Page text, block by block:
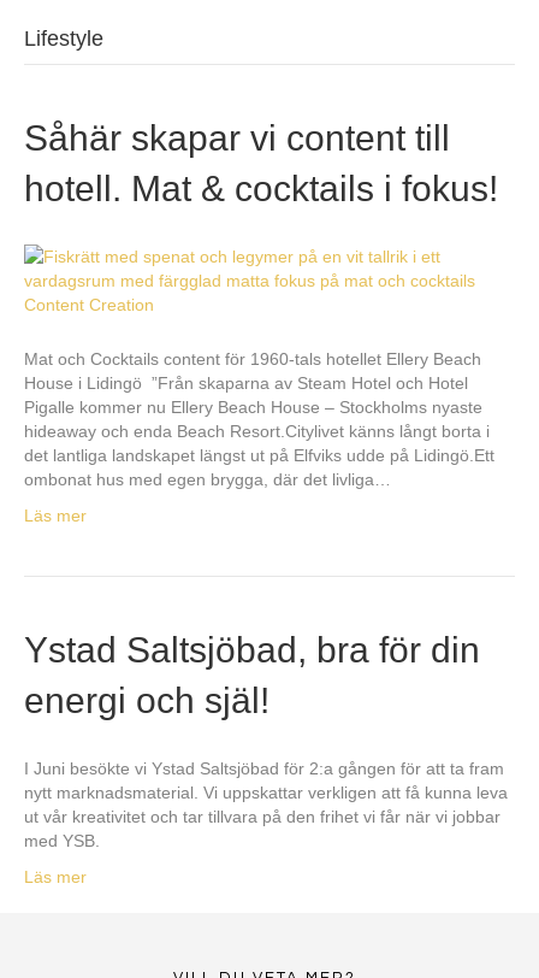
Lifestyle
Såhär skapar vi content till
hotell. Mat & cocktails i fokus!
Mat och Cocktails content för 1960-tals hotellet Ellery Beach
House i Lidingö ”Från skaparna av Steam Hotel och Hotel
Pigalle kommer nu Ellery Beach House – Stockholms nyaste
hideaway och enda Beach Resort.Citylivet känns långt borta i
det lantliga landskapet längst ut på Elfviks udde på Lidingö.Ett
ombonat hus med egen brygga, där det livliga…
Läs mer
Ystad Saltsjöbad, bra för din
energi och själ!
I Juni besökte vi Ystad Saltsjöbad för 2:a gången för att ta fram
nytt marknadsmaterial. Vi uppskattar verkligen att få kunna leva
ut vår kreativitet och tar tillvara på den frihet vi får när vi jobbar
med YSB.
Läs mer